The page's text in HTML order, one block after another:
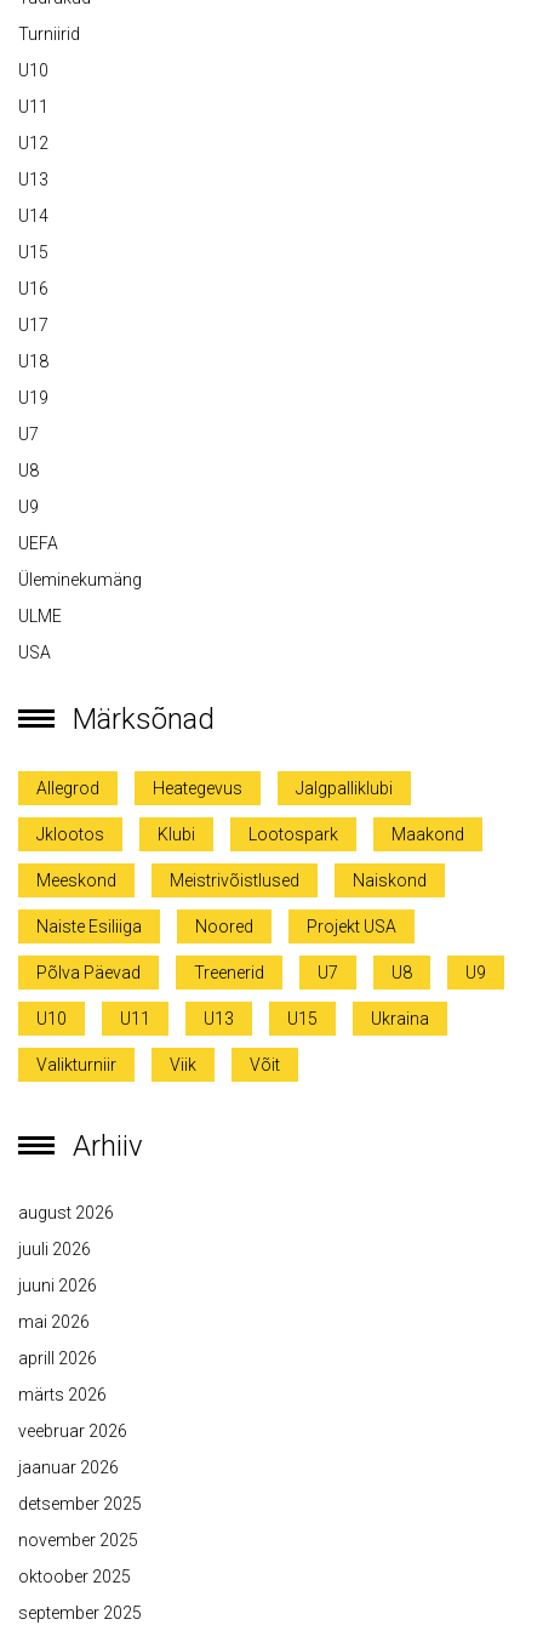
Turniirid
U10
U11
U12
U13
U14
U15
U16
U17
U18
U19
U7
U8
U9
UEFA
Üleminekumäng
ULME
USA
Märksõnad
Allegrod Heategevus Jalgpalliklubi
Jklootos Klubi Lootospark Maakond
Meeskond Meistrivõistlused Naiskond
Naiste Esiliiga Noored Projekt USA
Põlva Päevad Treenerid U7 U8 U9
U10 U11 U13 U15 Ukraina
Valikturniir Viik Võit
Arhiiv
august 2026
juuli 2026
juuni 2026
mai 2026
aprill 2026
märts 2026
veebruar 2026
jaanuar 2026
detsember 2025
november 2025
oktoober 2025
september 2025